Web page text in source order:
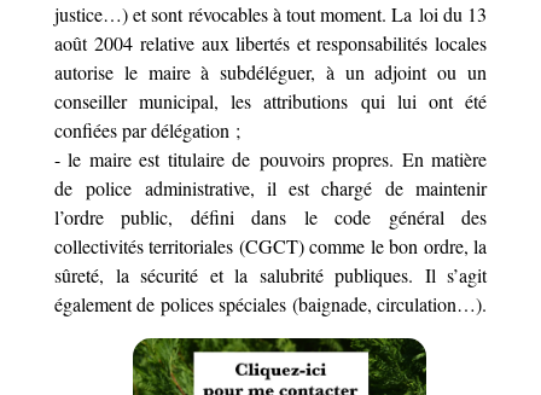
justice…) et sont révocables à tout moment. La loi du 13
août 2004 relative aux libertés et responsabilités locales
autorise le maire à subdéléguer, à un adjoint ou un
conseiller municipal, les attributions qui lui ont été
confiées par délégation ;
- le maire est titulaire de pouvoirs propres. En matière
de police administrative, il est chargé de maintenir
l’ordre public, défini dans le code général des
collectivités territoriales (CGCT) comme le bon ordre, la
sûreté, la sécurité et la salubrité publiques. Il s’agit
également de polices spéciales (baignade, circulation…).